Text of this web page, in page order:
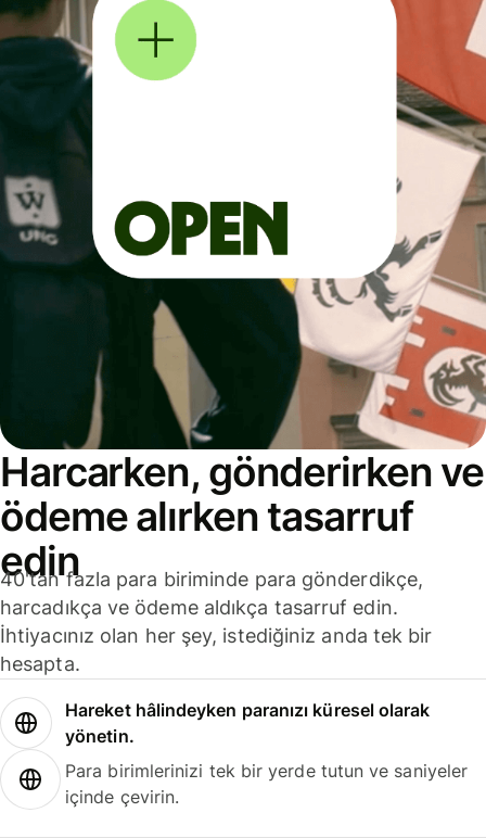
Harcarken, gönderirken ve
ödeme alırken tasarruf
edin
40'tan fazla para biriminde para gönderdikçe,
harcadıkça ve ödeme aldıkça tasarruf edin.
İhtiyacınız olan her şey, istediğiniz anda tek bir
hesapta.
Hareket hâlindeyken paranızı küresel olarak
yönetin.
Para birimlerinizi tek bir yerde tutun ve saniyeler
içinde çevirin.